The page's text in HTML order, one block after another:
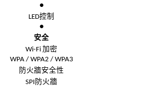
●
LED控制
●
安全
Wi-Fi 加密
WPA / WPA2 / WPA3
防火牆安全性
SPI 防火牆